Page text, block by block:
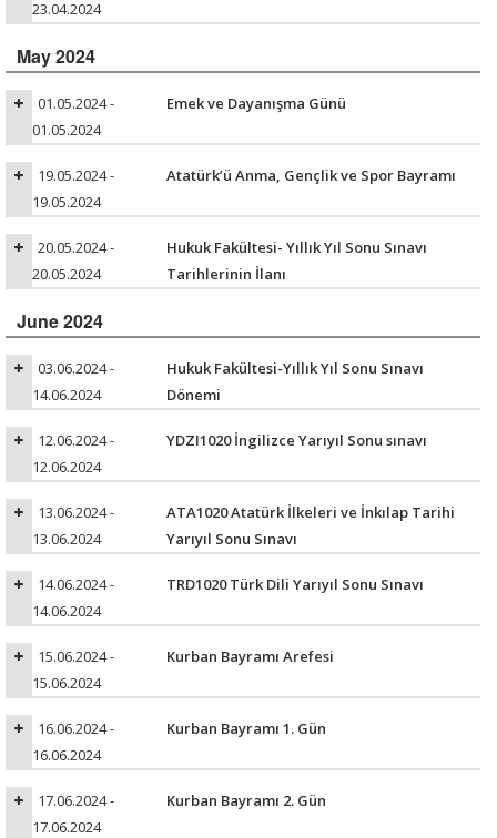
23.04.2024
May 2024
01.05.2024 -
01.05.2024
Emek ve Dayanışma Günü
19.05.2024 -
19.05.2024
Atatürk’ü Anma, Gençlik ve Spor Bayramı
20.05.2024 -
20.05.2024
Hukuk Fakültesi- Yıllık Yıl Sonu Sınavı
Tarihlerinin İlanı
June 2024
03.06.2024 -
14.06.2024
Hukuk Fakültesi-Yıllık Yıl Sonu Sınavı
Dönemi
12.06.2024 -
12.06.2024
YDZI1020 İngilizce Yarıyıl Sonu sınavı
13.06.2024 -
13.06.2024
ATA1020 Atatürk İlkeleri ve İnkılap Tarihi
Yarıyıl Sonu Sınavı
14.06.2024 -
14.06.2024
TRD1020 Türk Dili Yarıyıl Sonu Sınavı
15.06.2024 -
15.06.2024
Kurban Bayramı Arefesi
16.06.2024 -
16.06.2024
Kurban Bayramı 1. Gün
17.06.2024 -
17.06.2024
Kurban Bayramı 2. Gün